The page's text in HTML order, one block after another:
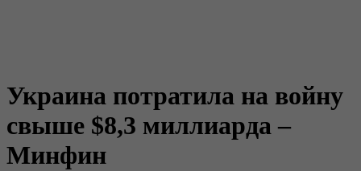
Украина потратила на войну
свыше $8,3 миллиарда –
Минфин